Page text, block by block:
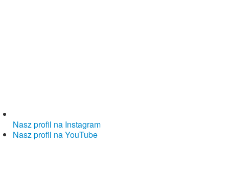
Nasz profil na Instagram
Nasz profil na YouTube